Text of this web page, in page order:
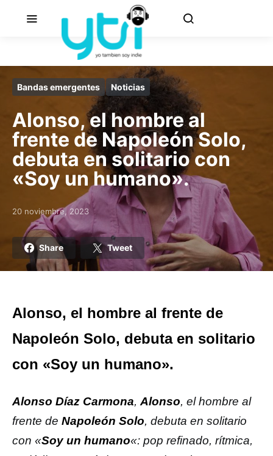
Bandas emergentes Noticias
Alonso, el hombre al
frente de Napoleón Solo,
debuta en solitario con
«Soy un humano».
Posted on
20 noviembre, 2023
Share Tweet
Alonso, el hombre al frente de
Napoleón Solo, debuta en solitario
con «Soy un humano».
Alonso Díaz Carmona, Alonso, el hombre al
frente de Napoleón Solo, debuta en solitario
con «Soy un humano«: pop refinado, rítmica,